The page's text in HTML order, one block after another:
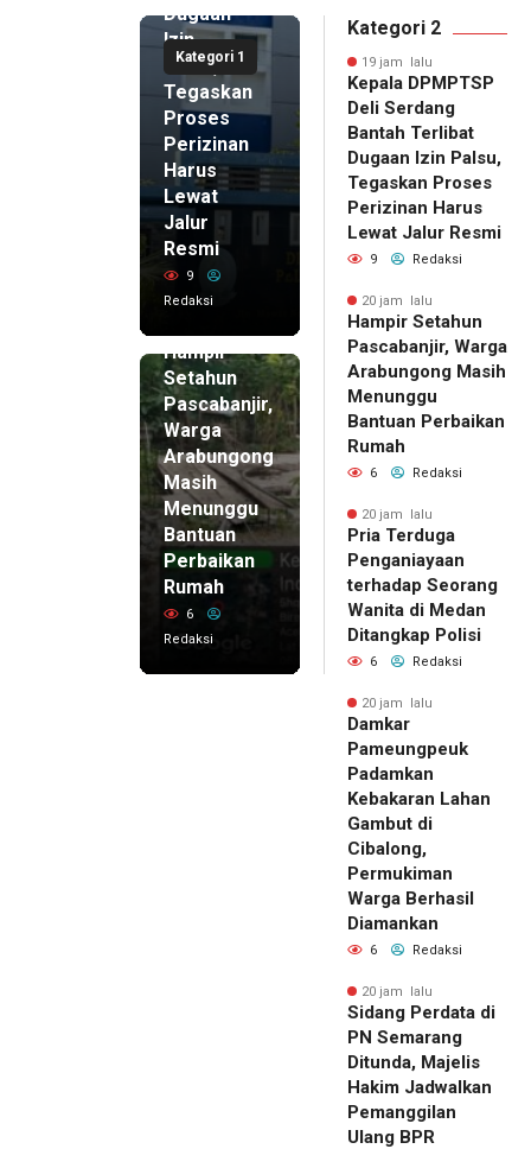
Kategori 1
Dugaan
Izin
Palsu,
Tegaskan
Proses
Perizinan
Harus
Lewat
Jalur
Resmi
9
Redaksi
Hampir
Setahun
Pascabanjir,
Warga
Arabungong
Masih
Menunggu
Bantuan
Perbaikan
Rumah
6
Redaksi
Kategori 2
19 jam lalu
Kepala DPMPTSP
Deli Serdang
Bantah Terlibat
Dugaan Izin Palsu,
Tegaskan Proses
Perizinan Harus
Lewat Jalur Resmi
9 Redaksi
20 jam lalu
Hampir Setahun
Pascabanjir, Warga
Arabungong Masih
Menunggu
Bantuan Perbaikan
Rumah
6 Redaksi
20 jam lalu
Pria Terduga
Penganiayaan
terhadap Seorang
Wanita di Medan
Ditangkap Polisi
6 Redaksi
20 jam lalu
Damkar
Pameungpeuk
Padamkan
Kebakaran Lahan
Gambut di
Cibalong,
Permukiman
Warga Berhasil
Diamankan
6 Redaksi
20 jam lalu
Sidang Perdata di
PN Semarang
Ditunda, Majelis
Hakim Jadwalkan
Pemanggilan
Ulang BPR